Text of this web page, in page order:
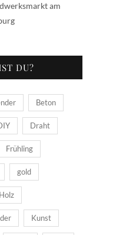
am
DU?
Beton
Draht
Frühling
gold
Holz
Kunst